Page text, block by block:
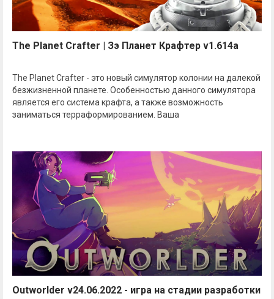
The Planet Crafter | Зэ Планет Крафтер v1.614a
The Planet Crafter - это новый симулятор колонии на далекой
безжизненной планете. Особенностью данного симулятора
является его система крафта, а также возможность
заниматься терраформированием. Ваша
Outworlder v24.06.2022 - игра на стадии разработки